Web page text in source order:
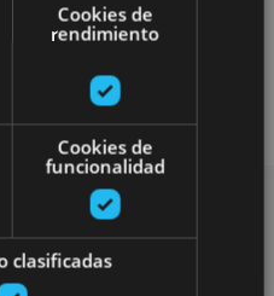
y montaña
Cookies de
rendimiento
Cookies de
funcionalidad
clasificadas